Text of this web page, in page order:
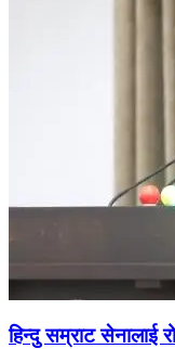
हिन्दु सम्राट सेनालाई